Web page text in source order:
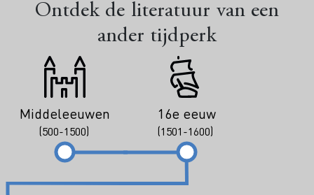
Ontdek de literatuur van een
ander tijdperk
Middeleeuwen
(500-1500)
16e eeuw
(1501-1600)